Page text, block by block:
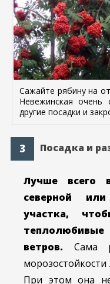
Сажайте рябину на
Невежинская очень
другие посадки и
Посадка и
Лучше всего
северной
участка,
ветров. Сама
морозостойкости
При этом она